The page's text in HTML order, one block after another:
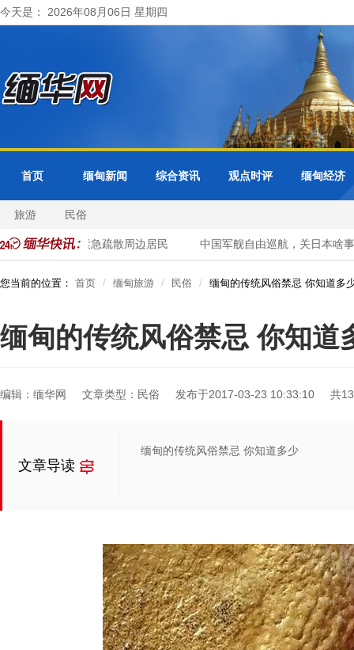
今天是： 2026年08月06日 星期四
首页 缅甸新闻 综合资讯 观点时评 缅甸经济
旅游 民俗
曼德勒省紧急疏散周边居民 中国军舰自由巡航，关日本啥事？
您当前的位置： 首页 缅甸旅游 民俗 缅甸的传统风俗禁忌 你知道多
缅甸的传统风俗禁忌 你知道
编辑：缅华网 文章类型：民俗 发布于2017-03-23 10:33:10 共
文章导读
缅甸的传统风俗禁忌 你知道多少